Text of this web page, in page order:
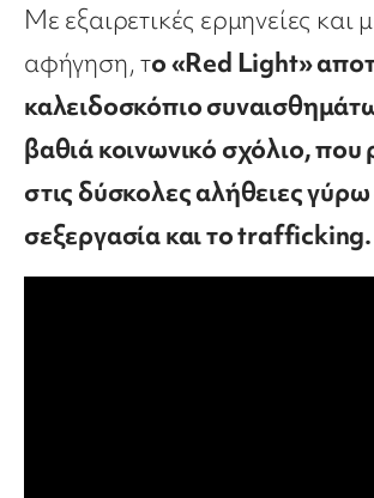
Με εξαιρετικές ερμηνείες και
αφήγηση, το «Red Light»
καλειδοσκόπιο
βαθιά κοινωνικό σχόλιο, που
στις δύσκολες αλήθειες
σεξεργασία και το trafficking.